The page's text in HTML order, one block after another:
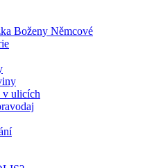
Boženy Němcové
v ulicích